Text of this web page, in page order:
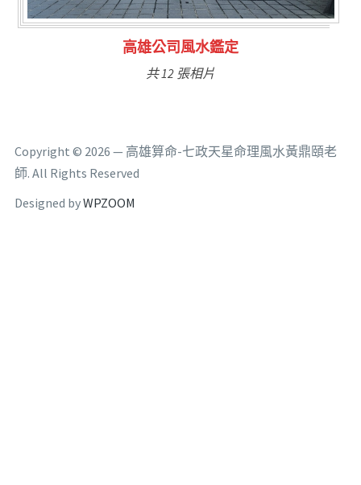
高雄公司風水鑑定
共 12 張相片
Copyright © 2026 — 高雄算命-七政天星命理風水黃鼎頤老
師. All Rights Reserved
Designed byWPZOOM